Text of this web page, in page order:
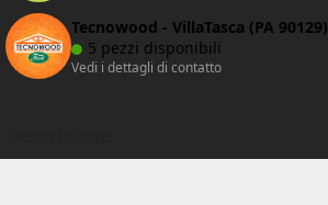
Tecnowood - VillaTasca (PA 90129)
5 pezzi disponibili
Vedi i dettagli di contatto